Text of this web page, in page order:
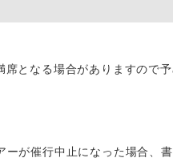
となる場合がありますので予
が催行中止になった場合、
ガイドさんの説明をじっく